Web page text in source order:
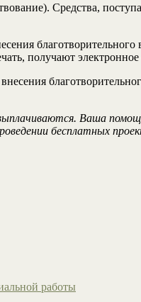
Средства,
благотворительного
получают
Ваша
бесплатных
работы